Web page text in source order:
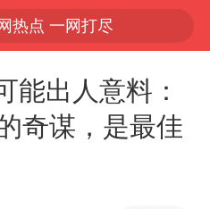
热点 一网打尽
能出人意料：
奇谋，是最佳